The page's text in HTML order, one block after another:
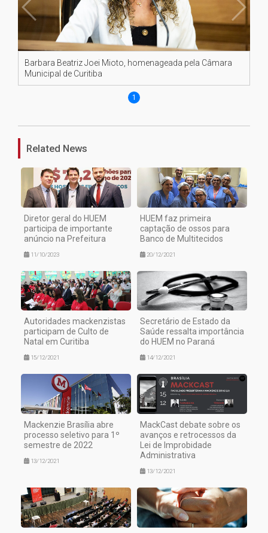
Barbara Beatriz Joei Mioto, homenageada pela Câmara
Municipal de Curitiba
1
Related News
Diretor geral do HUEM
participa de importante
anúncio na Prefeitura
11/10/2023
HUEM faz primeira
captação de ossos para
Banco de Multitecidos
20/12/2021
Autoridades mackenzistas
participam de Culto de
Natal em Curitiba
15/12/2021
Secretário de Estado da
Saúde ressalta importância
do HUEM no Paraná
14/12/2021
Mackenzie Brasília abre
processo seletivo para 1º
semestre de 2022
13/12/2021
MackCast debate sobre os
avanços e retrocessos da
Lei de Improbidade
Administrativa
13/12/2021